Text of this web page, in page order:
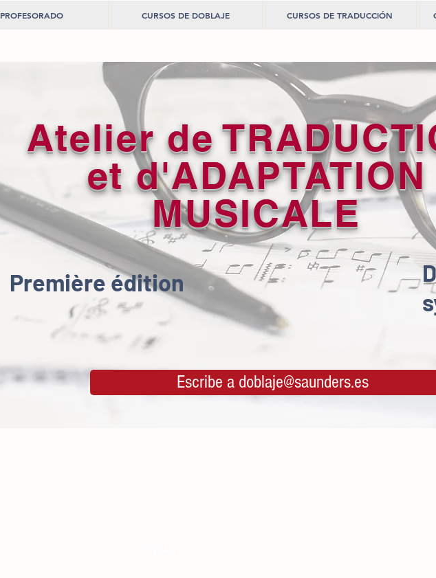
PROFESORADO CURSOS DE DOBLAJE CURSOS DE TRADUCCIÓN
Atelier de
et d'ADAPTATION
MUSICALE
Première édition
Escribe a doblaje@saunders.es